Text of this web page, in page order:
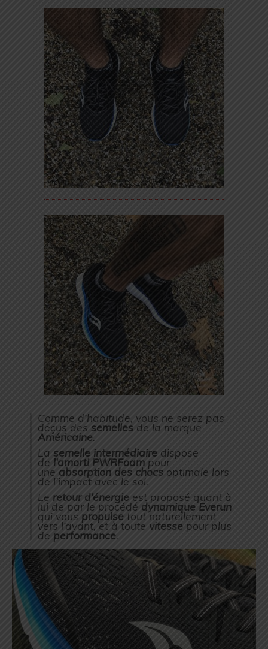
Comme d’habitude, vous ne serez pas
déçus des semelles de la marque
Américaine.
La semelle intermédiaire dispose
de l’amorti PWRFoam pour
une absorption des chocs optimale lors
de l’impact avec le sol.
Le retour d’énergie est proposé quant à
lui de par le procédé dynamique Everun
qui vous propulse tout naturellement
vers l’avant, et à toute vitesse pour plus
de performance.